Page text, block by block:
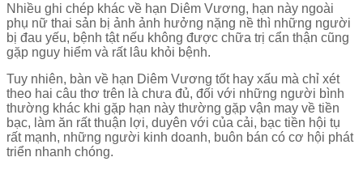
Nhiều ghi chép khác về hạn Diêm Vương, hạn này ngoài
phụ nữ thai sản bị ảnh ảnh hưởng nặng nề thì những người
bị đau yếu, bệnh tật nếu không được chữa trị cẩn thận cũng
gặp nguy hiểm và rất lâu khỏi bệnh.
Tuy nhiên, bàn về hạn Diêm Vương tốt hay xấu mà chỉ xét
theo hai câu thơ trên là chưa đủ, đối với những người bình
thường khác khi gặp hạn này thường gặp vận may về tiền
bạc, làm ăn rất thuận lợi, duyên với của cải, bạc tiền hội tụ
rất mạnh, những người kinh doanh, buôn bán có cơ hội phát
triển nhanh chóng.